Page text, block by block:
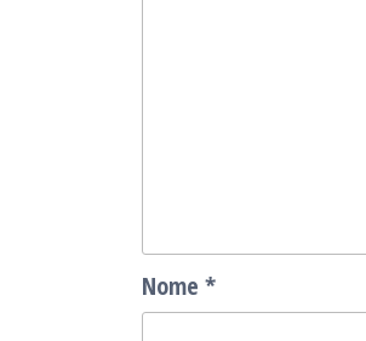
Nome *